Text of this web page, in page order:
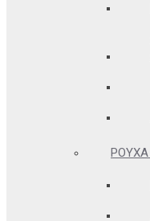
ΡΟΎΧΑ